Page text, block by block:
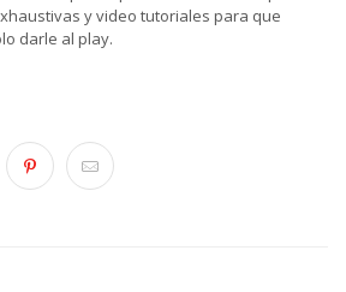
y video tutoriales para que
darle al play.